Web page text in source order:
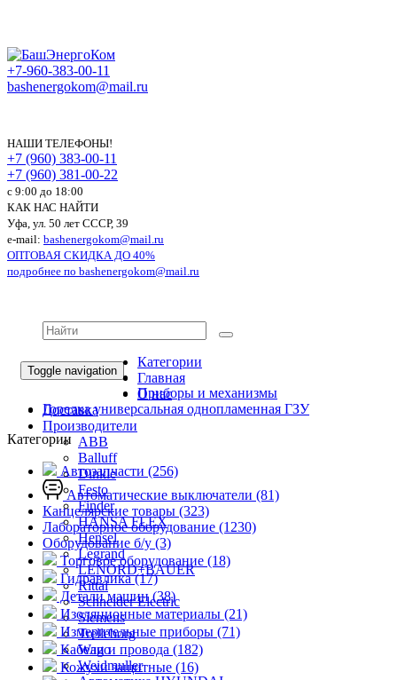
+7-960-383-00-11
bashenergokom@mail.ru
НАШИ ТЕЛЕФОНЫ!
+7 (960) 383-00-11
+7 (960) 381-00-22
c 9:00 до 18:00
КАК НАС НАЙТИ
Уфа, ул. 50 лет СССР, 39
e-mail: bashenergokom@mail.ru
ОПТОВАЯ СКИДКА ДО 40%
подробнее по bashenergokom@mail.ru
Toggle navigation
Категории
Главная
О нас
Доставка
Производители
ABB
Balluff
Dinkle
Festo
Finder
HANSA FLEX
Hensel
Legrand
LENORD+BAUER
Rittal
Schneider Electric
Siemens
Trelleborg
Wago
Weidmuller
Приборы и механизмы
Горелка универсальная однопламенная ГЗУ
Категории
Автозапчасти (256)
Автоматические выключатели (81)
Канцелярские товары (323)
Лабораторное оборудование (1230)
Оборудование б/у (3)
Торговое оборудование (18)
Гидравлика (17)
Детали машин (38)
Изоляционные материалы (21)
Измерительные приборы (71)
Кабели и провода (182)
Кожухи защитные (16)